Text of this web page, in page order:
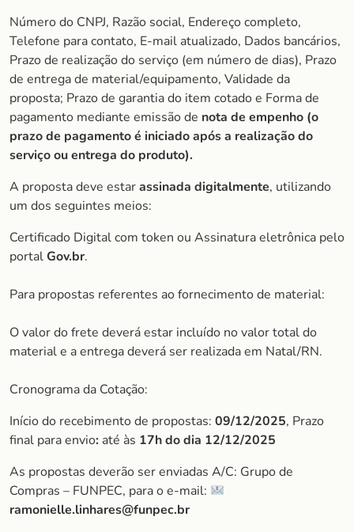
Número do CNPJ, Razão social, Endereço completo,
Telefone para contato, E-mail atualizado, Dados bancários,
Prazo de realização do serviço (em número de dias), Prazo
de entrega de material/equipamento, Validade da
proposta; Prazo de garantia do item cotado e Forma de
pagamento mediante emissão de nota de empenho (o
prazo de pagamento é iniciado após a realização do
serviço ou entrega do produto).
A proposta deve estarassinada digitalmente, utilizando
um dos seguintes meios:
Certificado Digital com token ou Assinatura eletrônica pelo
portalGov.br.
Para propostas referentes ao fornecimento de material:
O valor do frete deverá estar incluído no valor total do
material e a entrega deverá ser realizada em Natal/RN.
Cronograma da Cotação:
Início do recebimento de propostas: 09/12/2025, Prazo
final para envio: até às 17h do dia 12/12/2025
As propostas deverão ser enviadas A/C: Grupo de
Compras – FUNPEC, para o e-mail:
ramonielle.linhares@funpec.br